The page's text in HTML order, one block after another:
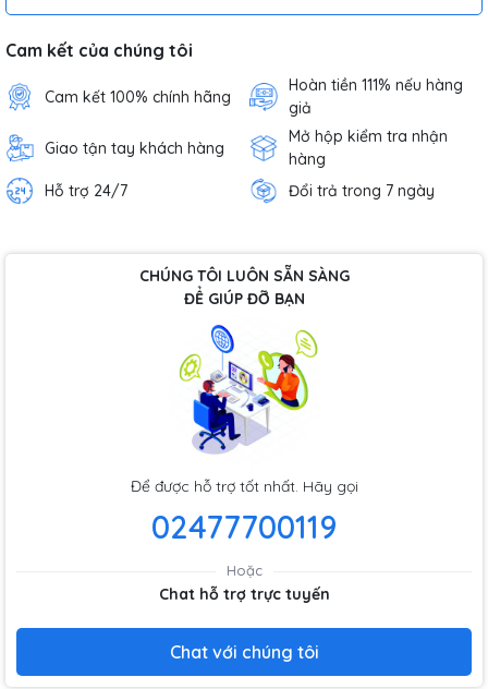
Cam kết của chúng tôi
Cam kết 100% chính hãng
Hoàn tiền 111% nếu hàng
giả
Giao tận tay khách hàng
Mở hộp kiểm tra nhận
hàng
Hỗ trợ 24/7
Đổi trả trong 7 ngày
CHÚNG TÔI LUÔN SẴN SÀNG
ĐỂ GIÚP ĐỠ BẠN
Để được hỗ trợ tốt nhất. Hãy gọi
02477700119
Hoặc
Chat hỗ trợ trực tuyến
Chat với chúng tôi